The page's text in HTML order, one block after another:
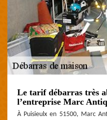
Le tarif débarras très
l’entreprise Marc
À Puisieulx en 51500, Marc